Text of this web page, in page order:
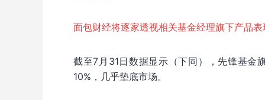
面包财经将逐家透视相关基金经理旗下产品
截至7月31日数据显示（下同），先锋基金
10%，几乎垫底市场。